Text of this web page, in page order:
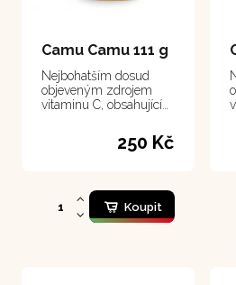
Camu Camu 111 g
Nejbohatším dosud
objeveným zdrojem
vitaminu C, obsahující
250 Kč
Koupit